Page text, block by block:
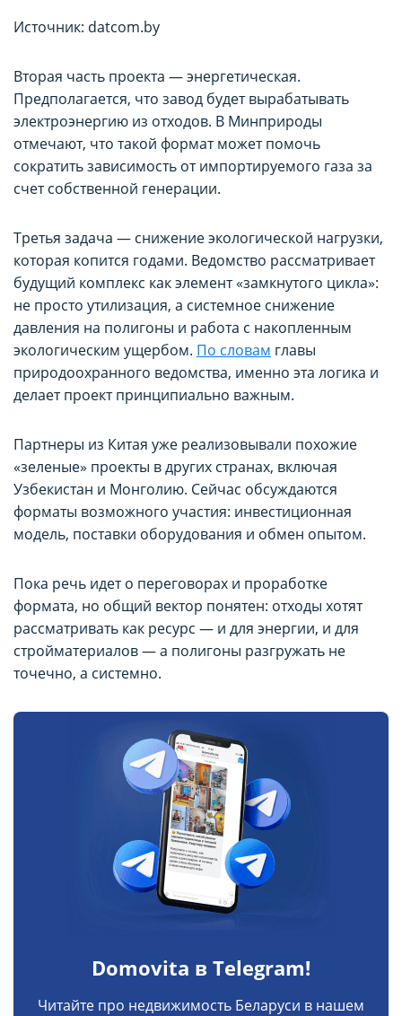
Источник: datcom.by
Вторая часть проекта — энергетическая.
Предполагается, что завод будет вырабатывать
электроэнергию из отходов. В Минприроды
отмечают, что такой формат может помочь
сократить зависимость от импортируемого газа за
счет собственной генерации.
Третья задача — снижение экологической нагрузки,
которая копится годами. Ведомство рассматривает
будущий комплекс как элемент «замкнутого цикла»:
не просто утилизация, а системное снижение
давления на полигоны и работа с накопленным
экологическим ущербом. По словам главы
природоохранного ведомства, именно эта логика и
делает проект принципиально важным.
Партнеры из Китая уже реализовывали похожие
«зеленые» проекты в других странах, включая
Узбекистан и Монголию. Сейчас обсуждаются
форматы возможного участия: инвестиционная
модель, поставки оборудования и обмен опытом.
Пока речь идет о переговорах и проработке
формата, но общий вектор понятен: отходы хотят
рассматривать как ресурс — и для энергии, и для
стройматериалов — а полигоны разгружать не
точечно, а системно.
Domovita в Telegram!
Читайте про недвижимость Беларуси в нашем